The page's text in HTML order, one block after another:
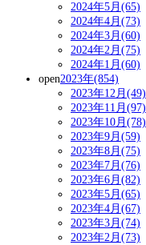
2024年5月(65)
2024年4月(73)
2024年3月(60)
2024年2月(75)
2024年1月(60)
open2023年(854)
2023年12月(49)
2023年11月(97)
2023年10月(78)
2023年9月(59)
2023年8月(75)
2023年7月(76)
2023年6月(82)
2023年5月(65)
2023年4月(67)
2023年3月(74)
2023年2月(73)